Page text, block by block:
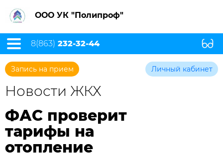
ООО УК "Полипроф"
8(863) 232-32-44
Запись на прием Личный кабинет
Новости ЖКХ
ФАС проверит
тарифы на
отопление